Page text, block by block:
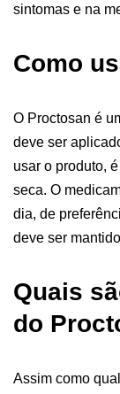
sintomas e na
Como
O Proctosan é
deve ser
usar o produto,
seca. O
dia, de
deve ser
Quais
do
Assim como